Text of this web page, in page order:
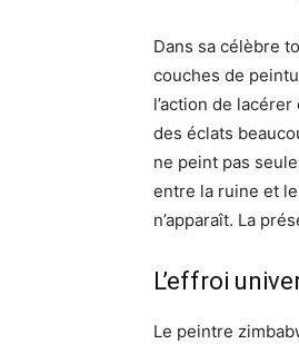
Dans sa célèbre
couches de
l’action de
des éclats
ne peint pas
entre la ruine et
n’apparaît. La
L’effroi
Le peintre